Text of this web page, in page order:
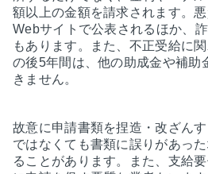
額以上の金額を請求されます。
Webサイトで公表されるほか、
もあります。また、不正受給に
の後5年間は、他の助成金や補助
きません。
故意に申請書類を捏造・改ざん
ではなくても書類に誤りがあっ
ることがあります。また、支給